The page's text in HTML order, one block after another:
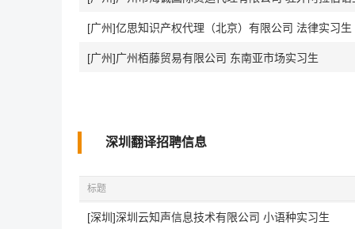
[广州]亿思知识产权代理（北京）有限公司 法律实习生
[广州]广州栢藤贸易有限公司 东南亚市场实习生
深圳翻译招聘信息
标题
[深圳]深圳云知声信息技术有限公司 小语种实习生